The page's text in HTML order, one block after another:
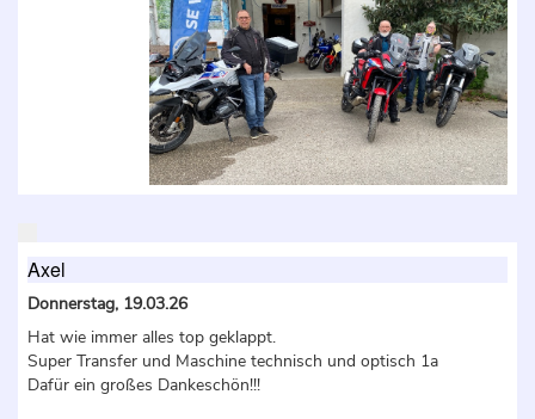
Axel
Donnerstag, 19.03.26
Hat wie immer alles top geklappt.
Super Transfer und Maschine technisch und optisch 1a
Dafür ein großes Dankeschön!!!